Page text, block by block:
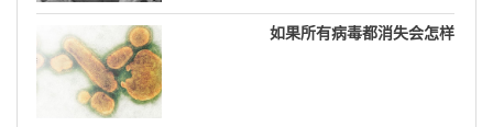
如果所有病毒都消失会怎样